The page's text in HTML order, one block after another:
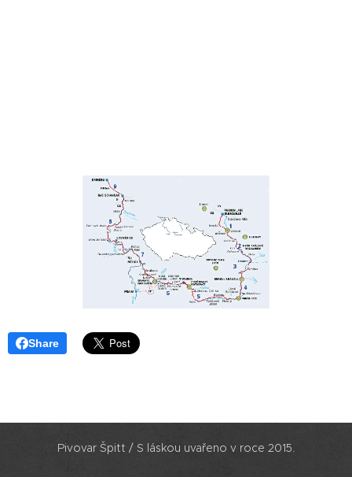
Share
Pivovar Špitt / S láskou uvařeno v roce 2015.